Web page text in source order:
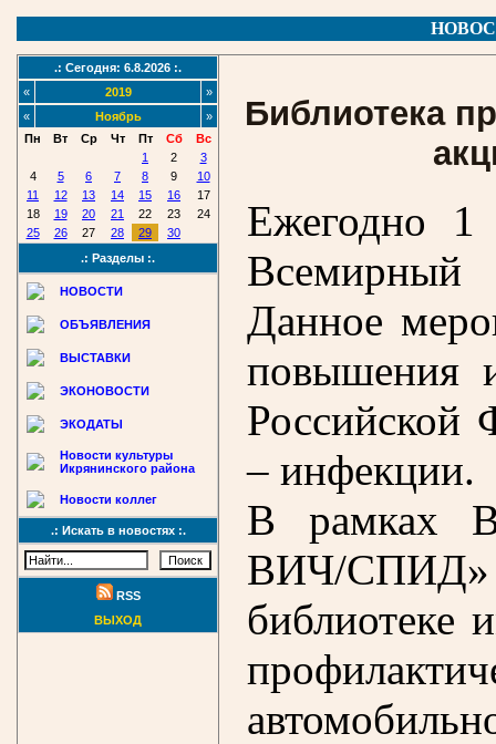
.: Сегодня: 6.8.2026 :.
«
2019
»
«
Ноябрь
»
Пн
Вт Ср Чт Пт Сб
Вс
1
2
3
4
5 6 7 8 9
10
11
12 13 14 15 16
17
18
19 20 21 22 23
24
25
26 27 28 29
30
.: Разделы :.
НОВОСТИ
ОБЪЯВЛЕНИЯ
ВЫСТАВКИ
ЭКОНОВОСТИ
ЭКОДАТЫ
Новости культуры
Икрянинского района
Новости коллег
.: Искать в новостях :.
RSS
ВЫХОД
Библиотека
Ежегодно 1
Данное
повышения
Российской
– инфекции.
В рамках
ВИЧ/
библиотеке